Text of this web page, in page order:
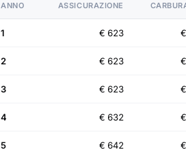
ANNO ASSICURAZIONE
1 € 623
2 € 623
3 € 623
4 € 632
5 € 642